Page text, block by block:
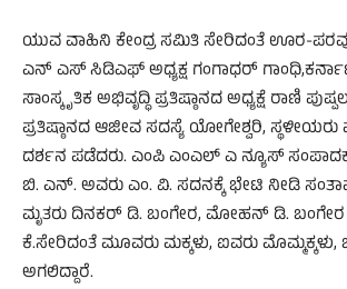
ಯುವ ವಾಹಿನಿ ಕೇಂದ್ರ ಸಮಿತಿ ಸೇರಿದಂತೆ ಊರ-
ಎನ್ ಎಸ್ ಸಿಡಿಎಫ್ ಅಧ್ಯಕ್ಷ ಗಂಗಾಧರ್
ಸಾಂಸ್ಕೃತಿಕ ಅಭಿವೃದ್ಧಿ ಪ್ರತಿಷ್ಠಾನದ ಅಧ್ಯಕ್ಷೆ ರಾಣಿ
ಪ್ರತಿಷ್ಠಾನದ ಆಜೀವ ಸದಸ್ಯೆ ಯೋಗೇಶ್ವರಿ,
ದರ್ಶನ ಪಡೆದರು. ಎಂಪಿ ಎಂಎಲ್ ಎ ನ್ಯೂಸ್
ಬಿ. ಎನ್. ಅವರು ಎಂ. ವಿ. ಸದನಕ್ಕೆ ಭೇಟಿ ನೀಡಿ
ಮೃತರು ದಿನಕರ್ ಡಿ. ಬಂಗೇರ, ಮೋಹನ್ ಡಿ. ಬಂಗೇರ
ಕೆ.ಸೇರಿದಂತೆ ಮೂವರು ಮಕ್ಕಳು, ಐವರು ಮೊಮ್ಮಕ್ಕಳು,
ಅಗಲಿದ್ದಾರೆ.